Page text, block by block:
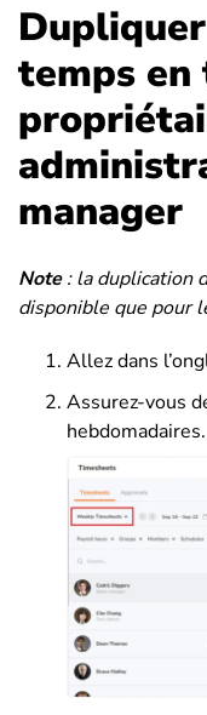
temps en
manager
Note: la duplication
disponible que pour
Allez dans
Assurez-vous
hebdomadaires.